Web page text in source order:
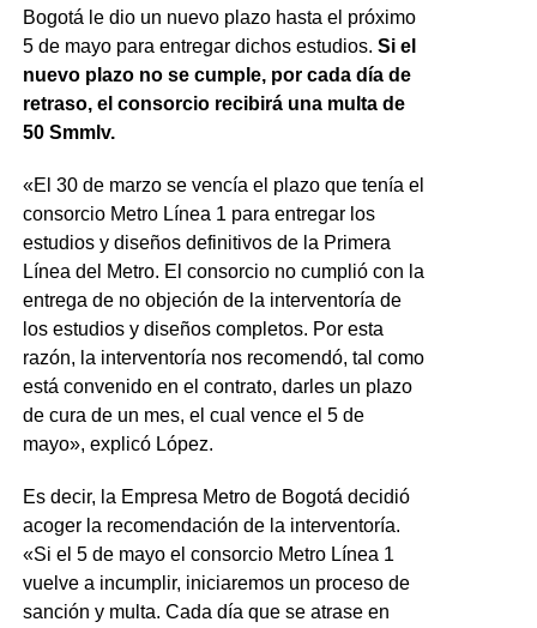
Bogotá le dio un nuevo plazo hasta el próximo
5 de mayo para entregar dichos estudios. Si el
nuevo plazo no se cumple, por cada día de
retraso, el consorcio recibirá una multa de
50 Smmlv.
«El 30 de marzo se vencía el plazo que tenía el
consorcio Metro Línea 1 para entregar los
estudios y diseños definitivos de la Primera
Línea del Metro. El consorcio no cumplió con la
entrega de no objeción de la interventoría de
los estudios y diseños completos. Por esta
razón, la interventoría nos recomendó, tal como
está convenido en el contrato, darles un plazo
de cura de un mes, el cual vence el 5 de
mayo», explicó López.
Es decir, la Empresa Metro de Bogotá decidió
acoger la recomendación de la interventoría.
«Si el 5 de mayo el consorcio Metro Línea 1
vuelve a incumplir, iniciaremos un proceso de
sanción y multa. Cada día que se atrase en